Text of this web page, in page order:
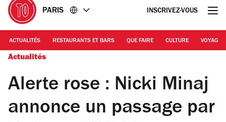
PARIS INSCRIVEZ-VOUS
ACTUALITÉS RESTAURANTS ET BARS QUE FAIRE CULTURE VOYAGE
Actualités
Alerte rose : Nicki Minaj
annonce un passage par